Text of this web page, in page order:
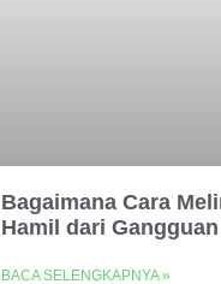
Bagaimana Cara
Hamil dari
BACA SELENGKAPNYA »